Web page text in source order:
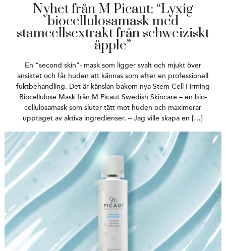
Nyhet från M Picaut: “Lyxig
biocellulosamask med
stamcellsextrakt från schweiziskt
äpple”
En “second skin”- mask som ligger svalt och mjukt över
ansiktet och får huden att kännas som efter en professionell
fuktbehandling. Det är känslan bakom nya Stem Cell Firming
Biocellulose Mask från M Picaut Swedish Skincare – en bio-
cellulosamask som sluter tätt mot huden och maximerar
upptaget av aktiva ingredienser. – Jag ville skapa en […]